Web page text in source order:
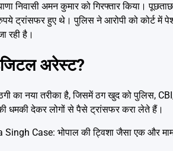
निवासी अमन कुमार को गिरफ्तार किया।
ट्रांसफर हुए थे। पुलिस ने आरोपी को कोर्ट में
रही है।
अरेस्ट?
का नया तरीका है, जिसमें ठग खुद को पुलिस,
धमकी देकर लोगों से पैसे ट्रांसफर करा लेते हैं।
Case: भोपाल की ट्विशा जैसा एक और